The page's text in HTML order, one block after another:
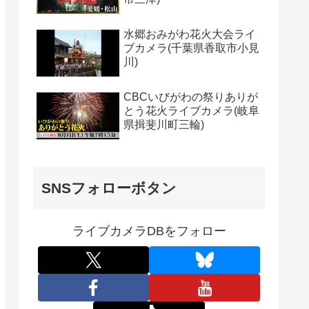
水郷おみがわ花火大会ライ
ブカメラ(千葉県香取市小見
川)
CBCいびがわの祭りありが
とう花火ライブカメラ(岐阜
県揖斐川町三輪)
SNSフォローボタン
ライブカメラDBをフォロー